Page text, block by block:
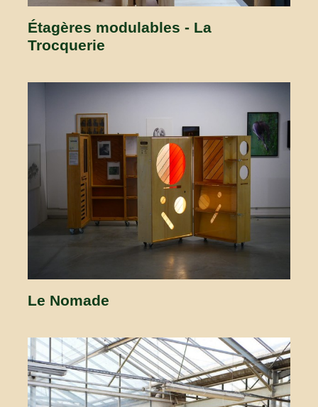
Étagères modulables - La
Trocquerie
Le Nomade